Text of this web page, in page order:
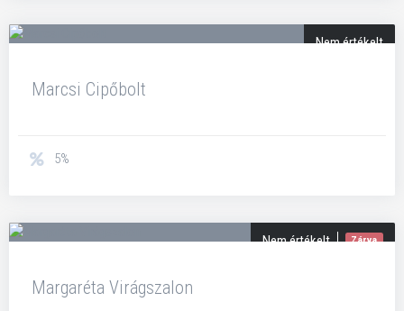
Nem értékelt
Marcsi Cipőbolt
5%
Nem értékelt Zárva
Margaréta Virágszalon